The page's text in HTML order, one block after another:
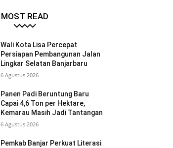
MOST READ
Wali Kota Lisa Percepat
Persiapan Pembangunan Jalan
Lingkar Selatan Banjarbaru
6 Agustus 2026
Panen Padi Beruntung Baru
Capai 4,6 Ton per Hektare,
Kemarau Masih Jadi Tantangan
6 Agustus 2026
Pemkab Banjar Perkuat Literasi